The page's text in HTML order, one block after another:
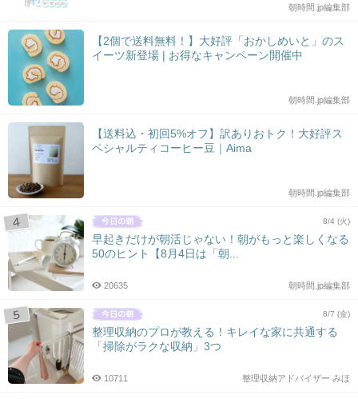
朝時間.jp編集部
【2個で送料無料！】大好評「おかしめいと」のス
イーツ新登場 | お得なキャンペーン開催中
朝時間.jp編集部
【送料込・初回5%オフ】訳ありおトク！大好評ス
ペシャルティコーヒー豆｜Aima
朝時間.jp編集部
8/4 (火)
早起きだけが朝活じゃない！朝がもっと楽しくなる
50のヒント【8月4日は「朝...
朝時間.jp編集部
20635
8/7 (金)
整理収納のプロが教える！キレイな家に共通する
「掃除がラクな収納」3つ
整理収納アドバイザー みほ
10711